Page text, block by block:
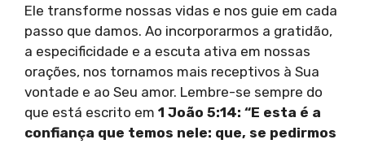
Ele transforme nossas vidas e nos guie em cada
passo que damos. Ao incorporarmos a gratidão,
a especificidade e a escuta ativa em nossas
orações, nos tornamos mais receptivos à Sua
vontade e ao Seu amor. Lembre-se sempre do
que está escrito em 1 João 5:14: “E esta é a
confiança que temos nele: que, se pedirmos